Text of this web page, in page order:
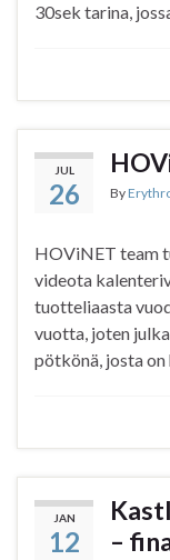
30sek tarina,
JUL
26 By
HOViNET team
videota
tuotteliaasta
vuotta, joten
pötkönä, josta
JAN
12
–